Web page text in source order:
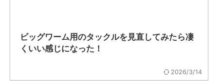
ビッグワーム用のタックルを見直してみたら凄
くいい感じになった！
2026/3/14